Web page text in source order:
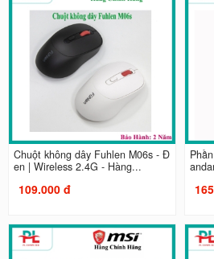
Chuột không dây Fuhlen M06s - Đ
en | Wireless 2.4G - Hàng...
109.000 đ